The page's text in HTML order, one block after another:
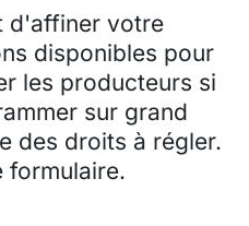
d'affiner votre
disponibles pour
les producteurs si
sur grand
des droits à régler.
formulaire.